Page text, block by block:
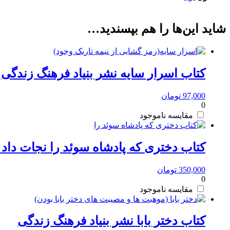
شاید این‌ها را هم بپسندید…
کتاب اسرار سایه نشر بنیاد فرهنگ زندگی
97,000 تومان
0
مقایسه
کتاب دختری که پادشاه سوئد را نجات
350,000 تومان
0
مقایسه
کتاب دختر بابا نشر بنیاد فرهنگ زندگی